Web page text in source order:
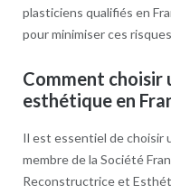
plasticiens qualifiés en
pour minimiser ces
Comment choisir
esthétique en
Il est essentiel de choisir
membre de la Société
Reconstructrice et